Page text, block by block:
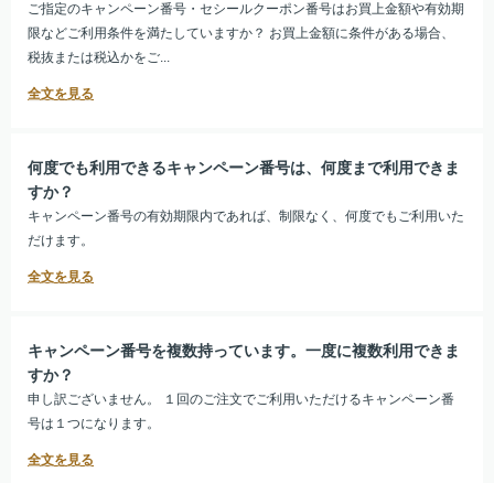
ご指定のキャンペーン番号・セシールクーポン番号はお買上金額や有効期
限などご利用条件を満たしていますか？ お買上金額に条件がある場合、
税抜または税込かをご...
何度でも利用できるキャンペーン番号は、何度まで利用できま
すか？
キャンペーン番号の有効期限内であれば、制限なく、何度でもご利用いた
だけます。
キャンペーン番号を複数持っています。一度に複数利用できま
すか？
申し訳ございません。 １回のご注文でご利用いただけるキャンペーン番
号は１つになります。